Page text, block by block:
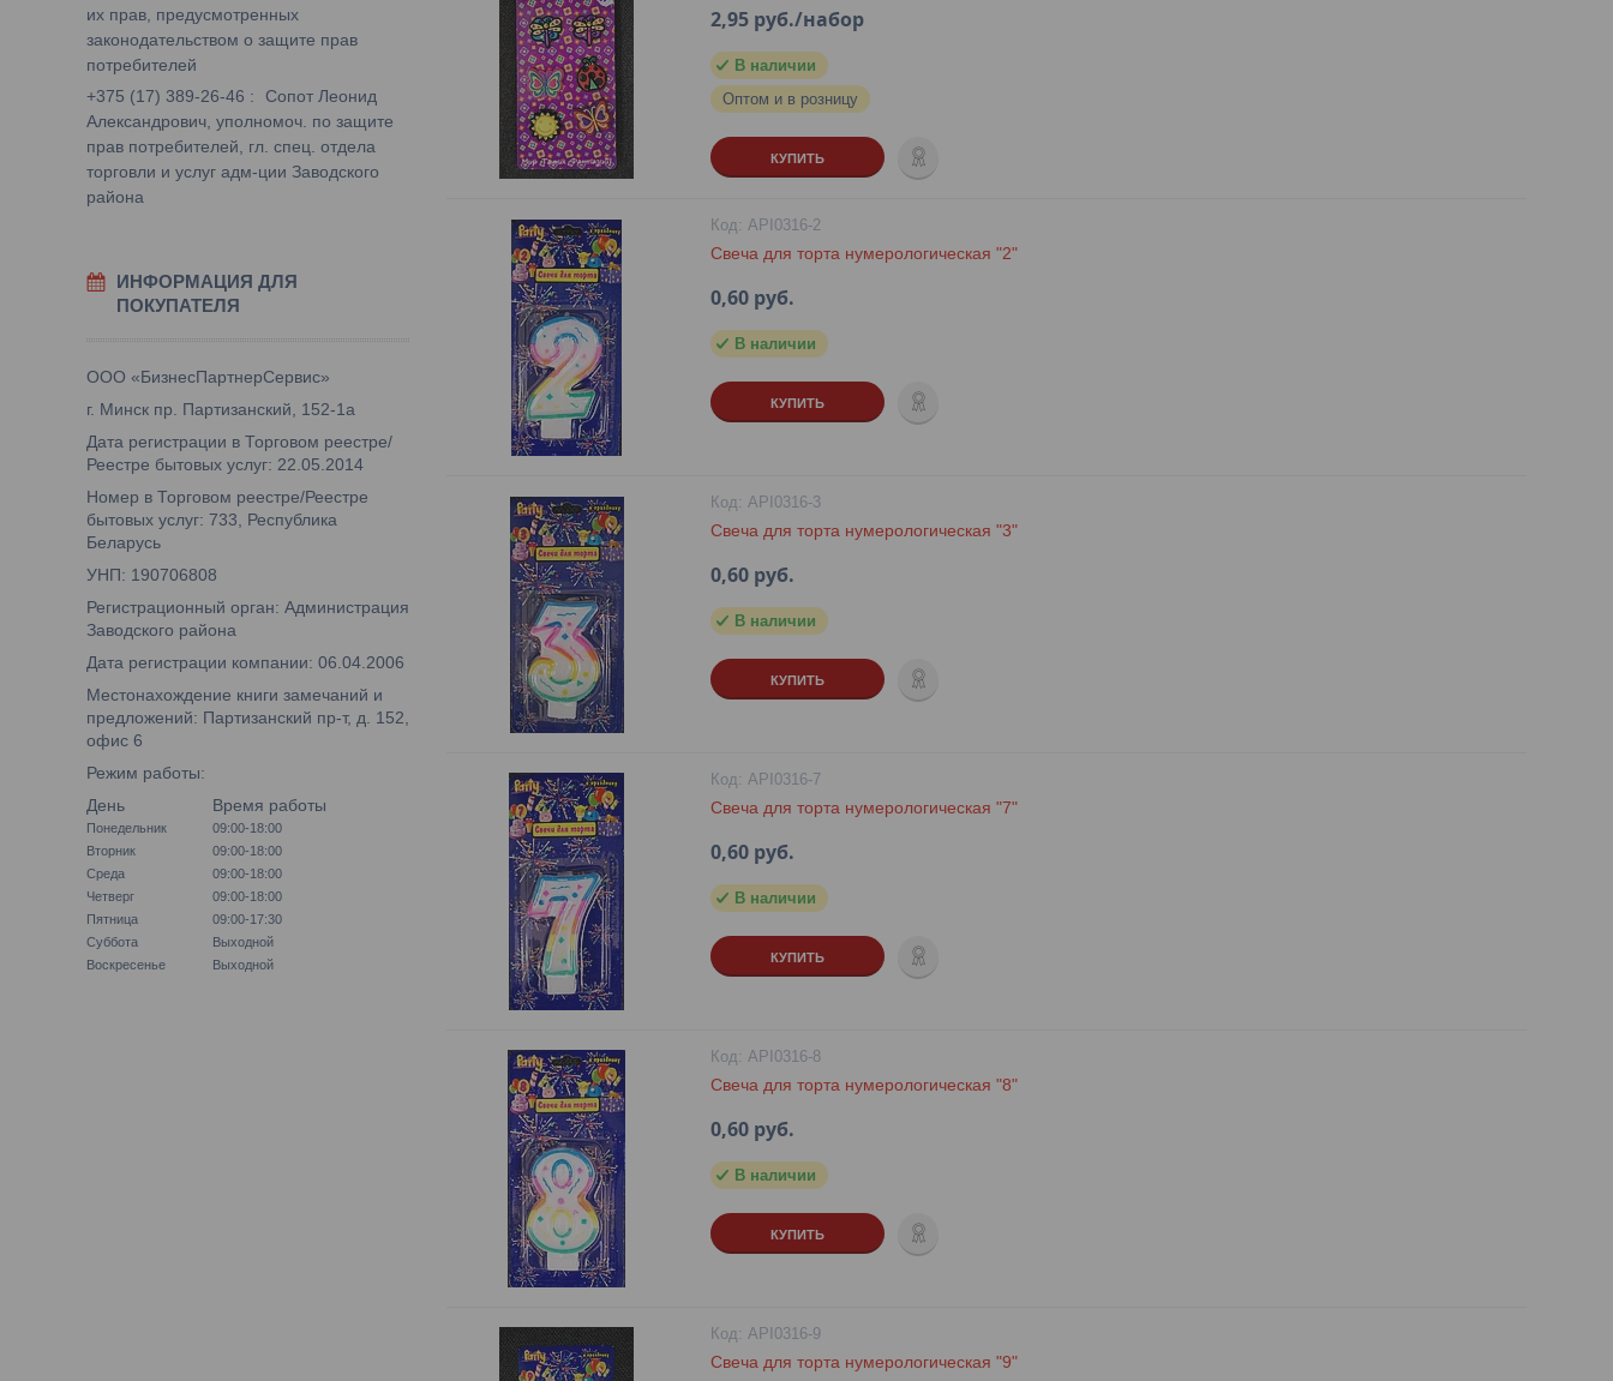
их прав, предусмотренных
законодательством о защите прав
потребителей
+375 (17) 389-26-46
Сопот Леонид
Александрович, уполномоч. по защите
прав потребителей, гл. спец. отдела
торговли и услуг адм-ции Заводского
района
ИНФОРМАЦИЯ ДЛЯ
ПОКУПАТЕЛЯ
ООО «БизнесПартнерСервис»
г. Минск пр. Партизанский, 152-1а
Дата регистрации в Торговом реестре/
Реестре бытовых услуг: 22.05.2014
Номер в Торговом реестре/Реестре
бытовых услуг: 733, Республика
Беларусь
УНП: 190706808
Регистрационный орган: Администрация
Заводского района
Дата регистрации компании: 06.04.2006
Местонахождение книги замечаний и
предложений: Партизанский пр-т, д. 152,
офис 6
Режим работы:
День
Время работы
Понедельник
09:00-18:00
Вторник
09:00-18:00
Среда
09:00-18:00
Четверг
09:00-18:00
Пятница
09:00-17:30
Суббота
Выходной
Воскресенье
Выходной
2,95 руб./набор
В наличии
Оптом и в розницу
КУПИТЬ
API0316-2
Свеча для торта нумерологическая "2"
0,60 руб.
В наличии
КУПИТЬ
API0316-3
Свеча для торта нумерологическая "3"
0,60 руб.
В наличии
КУПИТЬ
API0316-7
Свеча для торта нумерологическая "7"
0,60 руб.
В наличии
КУПИТЬ
API0316-8
Свеча для торта нумерологическая "8"
0,60 руб.
В наличии
КУПИТЬ
API0316-9
Свеча для торта нумерологическая "9"